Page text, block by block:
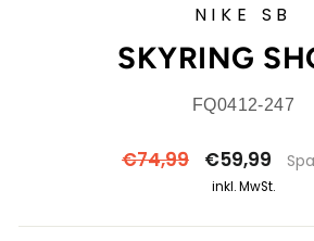
NIKE SB
SKYRING
FQ0412-247
Normaler
€74,99 Sonderpreis
€59,99
inkl. MwSt.